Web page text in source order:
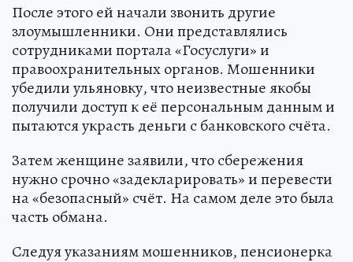
После этого ей начали звонить другие
злоумышленники. Они представлялись
сотрудниками портала «Госуслуги» и
правоохранительных органов. Мошенники
убедили ульяновку, что неизвестные якобы
получили доступ к её персональным данным и
пытаются украсть деньги с банковского счёта.
Затем женщине заявили, что сбережения
нужно срочно «задекларировать» и перевести
на «безопасный» счёт. На самом деле это была
часть обмана.
Следуя указаниям мошенников, пенсионерка